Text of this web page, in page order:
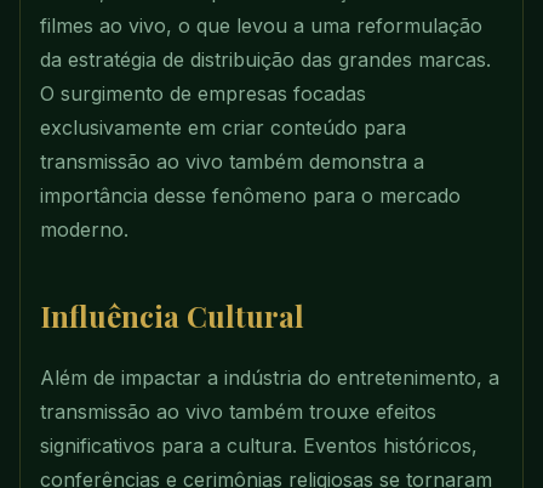
filmes ao vivo, o que levou a uma reformulação
da estratégia de distribuição das grandes marcas.
O surgimento de empresas focadas
exclusivamente em criar conteúdo para
transmissão ao vivo também demonstra a
importância desse fenômeno para o mercado
moderno.
Influência Cultural
Além de impactar a indústria do entretenimento, a
transmissão ao vivo também trouxe efeitos
significativos para a cultura. Eventos históricos,
conferências e cerimônias religiosas se tornaram